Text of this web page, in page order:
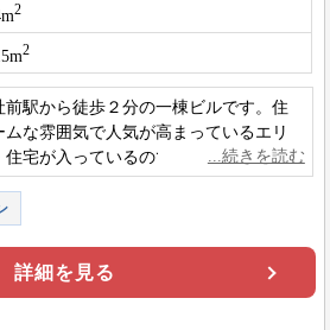
2
2
駅から徒歩２分の一棟ビルです。住
な雰囲気で人気が高まっているエリ
宅が入っているので幅広く賃貸需要
詳細を見る